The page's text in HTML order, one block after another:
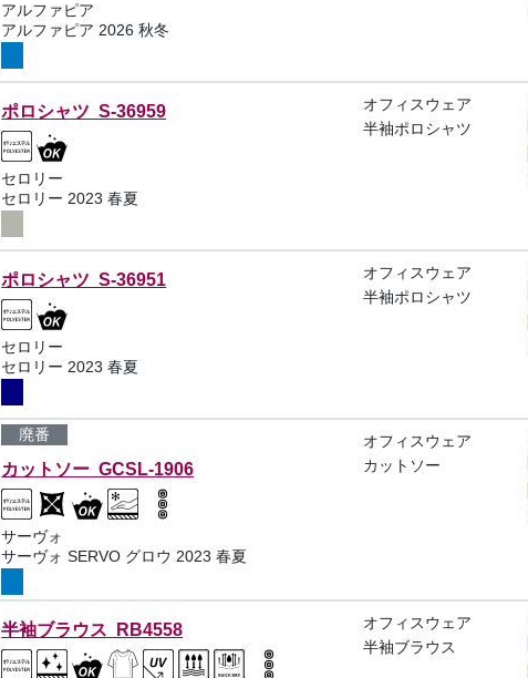
アルファピア
アルファピア 2026 秋冬
ポロシャツ S-36959
セロリー
セロリー 2023 春夏
オフィスウェア
半袖ポロシャツ
ポロシャツ S-36951
セロリー
セロリー 2023 春夏
オフィスウェア
半袖ポロシャツ
廃番
カットソー GCSL-1906
サーヴォ
サーヴォ SERVO グロウ 2023 春夏
オフィスウェア
カットソー
半袖ブラウス RB4558
オフィスウェア
半袖ブラウス